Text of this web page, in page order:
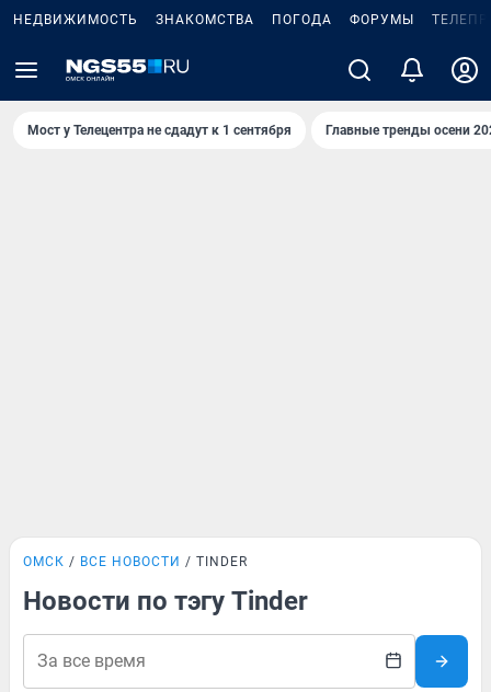
НЕДВИЖИМОСТЬ ЗНАКОМСТВА ПОГОДА ФОРУМЫ
Мост у Телецентра не сдадут к 1 сентября Главные тренды осени
ОМСК ВСЕ НОВОСТИ TINDER
Новости по тэгу Tinder